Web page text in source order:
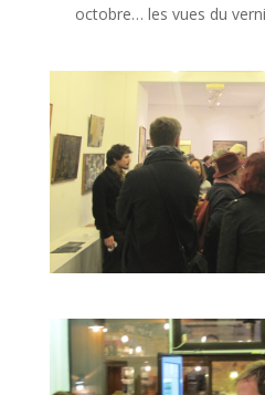
octobre… les vues du